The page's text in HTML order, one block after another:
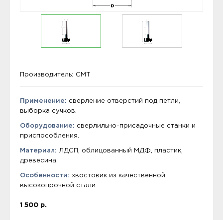
Производитель: CMT
Применение: сверление отверстий под петли,
выборка сучков.
Оборудование: сверлильно-присадочные станки и
приспособления.
Материал: ЛДСП, облицованный МДФ, пластик,
древесина.
Особенности: хвостовик из качественной
высокопрочной стали.
1 500 р.